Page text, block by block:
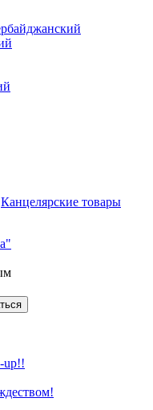
Канцелярские товары
up!!